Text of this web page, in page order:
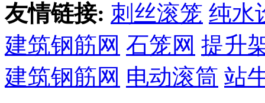
友情链接: 刺丝滚笼 纯水
建筑钢筋网 石笼网 提升
建筑钢筋网 电动滚筒 站